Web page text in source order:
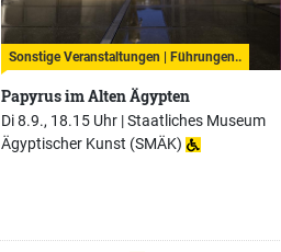
Sonstige Veranstaltungen | Führungen..
Papyrus im Alten Ägypten
Di 8.9., 18.15 Uhr |Staatliches Museum
Ägyptischer Kunst (SMÄK)